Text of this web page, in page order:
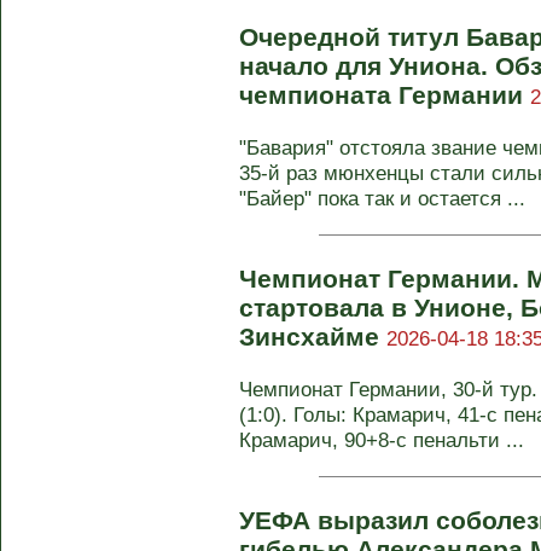
Очередной титул
начало для Униона.
чемпионата Германии
"Бавария" отстояла звание
35-й раз мюнхенцы стали
"Байер" пока так и остается ...
Чемпионат Германии.
стартовала в Унионе,
Зинсхайме 2026-04-18
Чемпионат Германии, 30-й
(1:0). Голы: Крамарич, 41-с
Крамарич, 90+8-с пенальти ...
УЕФА выразил